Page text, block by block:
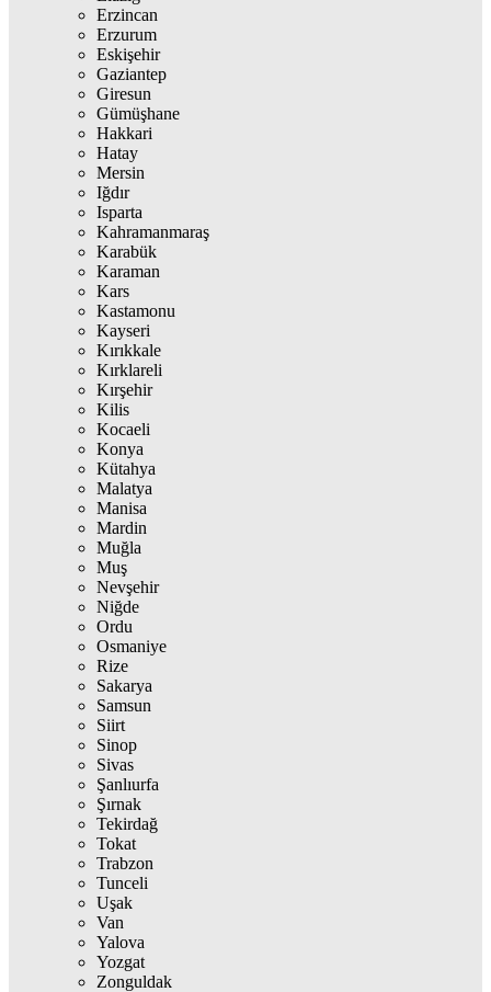
Erzincan
Erzurum
Eskişehir
Gaziantep
Giresun
Gümüşhane
Hakkari
Hatay
Mersin
Iğdır
Isparta
Kahramanmaraş
Karabük
Karaman
Kars
Kastamonu
Kayseri
Kırıkkale
Kırklareli
Kırşehir
Kilis
Kocaeli
Konya
Kütahya
Malatya
Manisa
Mardin
Muğla
Muş
Nevşehir
Niğde
Ordu
Osmaniye
Rize
Sakarya
Samsun
Siirt
Sinop
Sivas
Şanlıurfa
Şırnak
Tekirdağ
Tokat
Trabzon
Tunceli
Uşak
Van
Yalova
Yozgat
Zonguldak